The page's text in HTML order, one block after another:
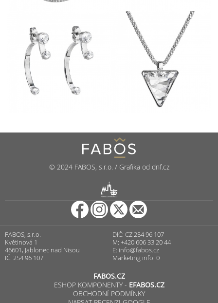
© 2024 FABOS, s.r.o. / Grafika od dnf.cz
PUNCOVNÍ ÚŘAD
FABOS, s.r.o.
Květinová 1
46601, Jablonec nad Nisou
IČ: 254 96 107
DIČ: CZ 254 96 107
M: +420 606 33 20 44
E: info@fabos.cz
Marketing info: 0
FABOS.CZ
ESHOP KOMPONENTY - EFABOS.CZ
OBCHODNÍ PODMÍNKY